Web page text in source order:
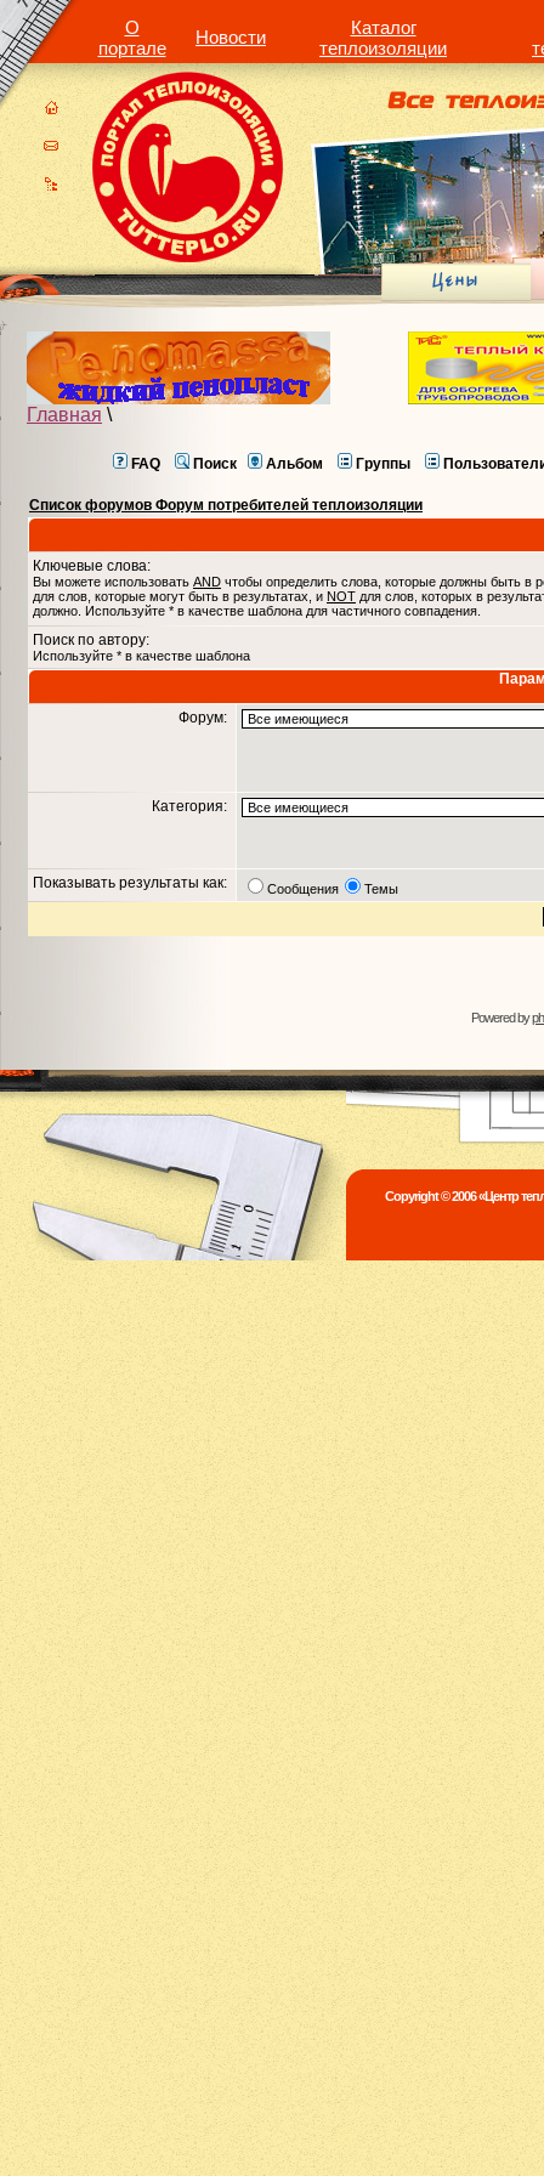
О
портале
Новости
Каталог
теплоизоляции
Главная \
FAQ Поиск Альбом Группы
Список форумов Форум потребителей теплоизоляции
Ключевые слова:
Вы можете использовать AND чтобы определить слова, которые должны быть в
для слов, которые могут быть в результатах, и NOT для слов, которых в
должно. Используйте * в качестве шаблона для частичного совпадения.
Поиск по автору:
Используйте * в качестве шаблона
Форум:
Категория:
Показывать результаты как: Сообщения Темы
Powered by
Copyright © 2006 «Центр